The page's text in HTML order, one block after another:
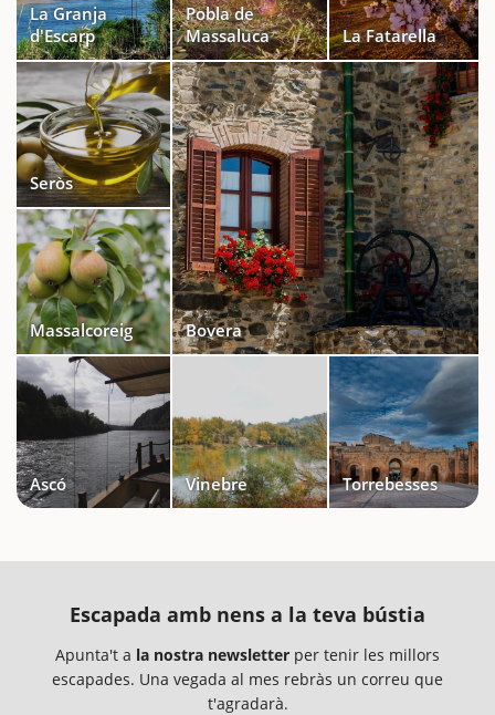
La Granja
d'Escarp
Pobla de
Massaluca
La Fatarella
Seròs
Massalcoreig Bovera
Ascó Vinebre Torrebesses
Escapada amb nens a la teva bústia
Apunta't a la nostra newsletter per tenir les millors
escapades. Una vegada al mes rebràs un correu que
t'agradarà.